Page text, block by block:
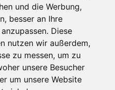
und die Werbung,
besser an Ihre
Diese
nutzen wir außerdem,
zu messen, um zu
unsere Besucher
um unsere Website
Business Partners
Investors
Media